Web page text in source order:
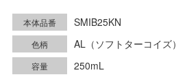
本体品番 SMIB25KN
色柄 AL（ソフトターコイズ）
容量
250mL